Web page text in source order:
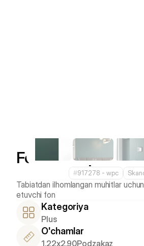
Forest Deep
#917278 - wpс
Tabiatdan ilhomlangan muhitlar
Kategoriya
Plus
O'chamlar
1.22x2.90Podzakaz